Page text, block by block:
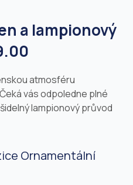
a lampionový
atmosféru
vás odpoledne plné
lampionový průvod
Ornamentální